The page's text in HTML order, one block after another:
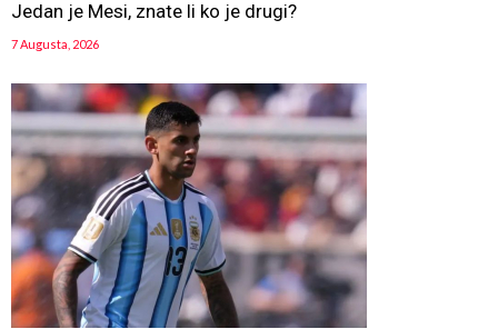
Jedan je Mesi, znate li ko je drugi?
7 Augusta, 2026